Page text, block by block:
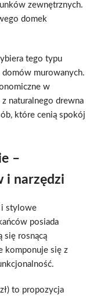
zewnętrznych.
domek
tego typu
murowanych.
w
naturalnego drewna
które cenią spokój
–
i narzędzi
i stylowe
posiada
się rosnącą
komponuje się z
to propozycja